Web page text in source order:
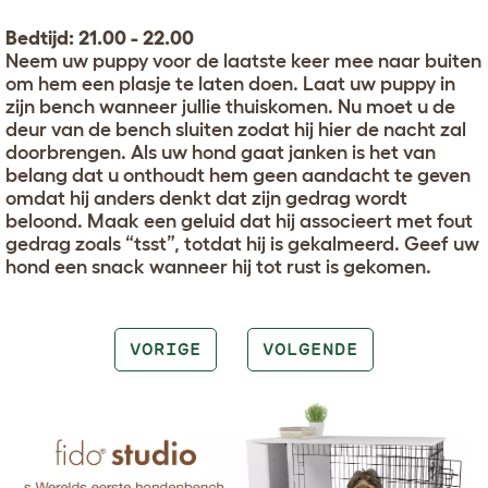
Bedtijd: 21.00 - 22.00
Neem uw puppy voor de laatste keer mee naar buiten
om hem een plasje te laten doen. Laat uw puppy in
zijn bench wanneer jullie thuiskomen. Nu moet u de
deur van de bench sluiten zodat hij hier de nacht zal
doorbrengen. Als uw hond gaat janken is het van
belang dat u onthoudt hem geen aandacht te geven
omdat hij anders denkt dat zijn gedrag wordt
beloond. Maak een geluid dat hij associeert met fout
gedrag zoals “tsst”, totdat hij is gekalmeerd. Geef uw
hond een snack wanneer hij tot rust is gekomen.
VORIGE VOLGENDE